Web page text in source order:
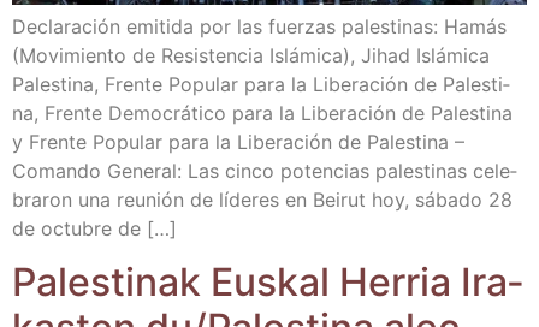
Decla­ra­ción emi­ti­da por las fuer­zas pales­ti­nas: Hamás
(Movi­mien­to de Resis­ten­cia Islá­mi­ca), Jihad Islá­mi­ca
Pales­ti­na, Fren­te Popu­lar para la Libe­ra­ción de Pales­ti­
na, Fren­te Demo­crá­ti­co para la Libe­ra­ción de Pales­ti­na
y Fren­te Popu­lar para la Libe­ra­ción de Pales­ti­na –
Coman­do Gene­ral: Las cin­co poten­cias pales­ti­nas cele­
bra­ron una reu­nión de líde­res en Bei­rut hoy, sába­do 28
de octu­bre de […]
Pales­ti­nak Eus­kal Herria Ira­